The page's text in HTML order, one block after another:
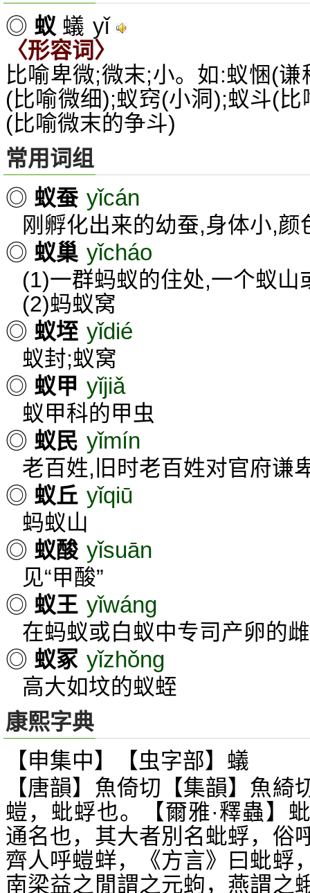
◎ 蚁 蟻 yǐ
〈形容词〉
比喻卑微;微末;小。如:蚁悃(
(比喻微细);蚁窍(小洞);蚁斗(
(比喻微末的争斗)
常用词组
◎ 蚁蚕 yǐcán
刚孵化出来的幼蚕,身体小,
◎ 蚁巢 yǐcháo
(1)一群蚂蚁的住处,一个蚁山
(2)蚂蚁窝
◎ 蚁垤 yǐdié
蚁封;蚁窝
◎ 蚁甲 yǐjiǎ
蚁甲科的甲虫
◎ 蚁民 yǐmín
老百姓,旧时老百姓对官府谦
◎ 蚁丘 yǐqiū
蚂蚁山
◎ 蚁酸 yǐsuān
见“甲酸”
◎ 蚁王 yǐwáng
在蚂蚁或白蚁中专司产卵的
◎ 蚁冢 yǐzhǒng
高大如坟的蚁蛭
康熙字典
【申集中】【虫字部】蟻
【唐韻】魚倚切【集韻】魚綺
螘，蚍蜉也。【爾雅·釋蟲】
通名也，其大者別名蚍蜉，俗
齊人呼螘蛘，《方言》曰蚍蜉
南梁益之閒謂之元蚼，燕謂之